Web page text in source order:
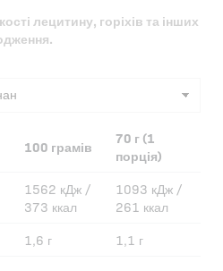
лецитину, горіхів та інших
100 грамів
70 г (1
порція)
1562 кДж /
373 ккал
1093 кДж /
261 ккал
1,6 г
1,1 г